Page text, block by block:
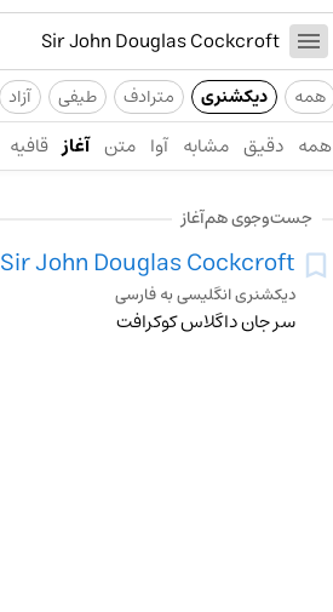
همه دیکشنری مترادف طیفی آزاد
همه دقیق مشابه آوا متن آغاز قافیه
جست‌وجوی هم‌آغاز
Sir John Douglas Cockcroft
دیکشنری انگلیسی به فارسی
سر جان داگلاس کوکرافت